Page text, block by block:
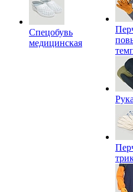
Спецобувь
медицинская